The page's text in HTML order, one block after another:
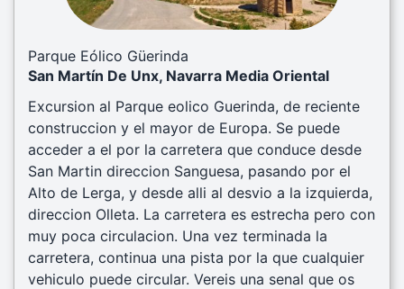
Parque Eólico Güerinda
San Martín De Unx, Navarra Media Oriental
Excursion al Parque eolico Guerinda, de reciente
construccion y el mayor de Europa. Se puede
acceder a el por la carretera que conduce desde
San Martin direccion Sanguesa, pasando por el
Alto de Lerga, y desde alli al desvio a la izquierda,
direccion Olleta. La carretera es estrecha pero con
muy poca circulacion. Una vez terminada la
carretera, continua una pista por la que cualquier
vehiculo puede circular. Vereis una senal que os